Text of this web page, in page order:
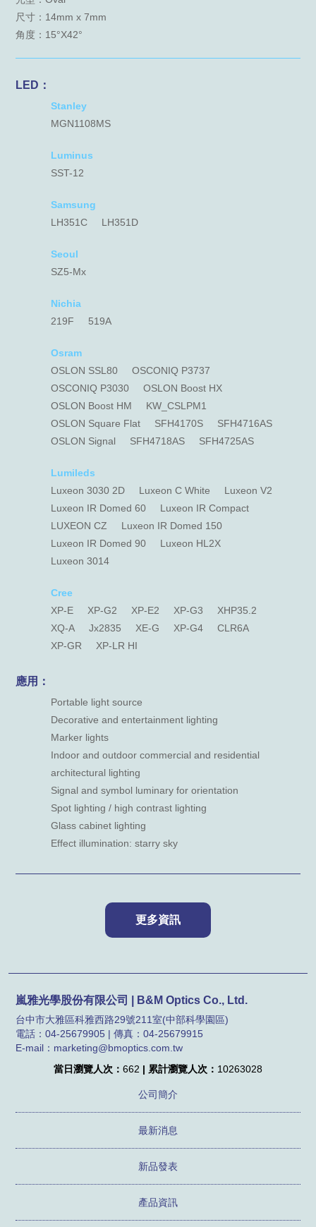
尺寸：14mm x 7mm
角度：15°X42°
LED：
Stanley
MGN1108MS
Luminus
SST-12
Samsung
LH351C
LH351D
Seoul
SZ5-Mx
Nichia
219F
519A
Osram
OSLON SSL80
OSCONIQ P3737
OSCONIQ P3030
OSLON Boost HX
OSLON Boost HM
KW_CSLPM1
OSLON Square Flat
SFH4170S
SFH4716AS
OSLON Signal
SFH4718AS SFH4725AS
Lumileds
Luxeon 3030 2D
Luxeon C White
Luxeon V2
Luxeon IR Domed 60
Luxeon IR Compact
LUXEON CZ
Luxeon IR Domed 150
Luxeon IR Domed 90
Luxeon HL2X
Luxeon 3014
Cree
XP-E
XP-G2 XP-E2 XP-G3
XHP35.2
XQ-A
Jx2835 XE-G XP-G4
CLR6A
XP-GR
XP-LR HI
應用：
Portable light source
Decorative and entertainment lighting
Marker lights
Indoor and outdoor commercial and residential
architectural lighting
Signal and symbol luminary for orientation
Spot lighting / high contrast lighting
Glass cabinet lighting
Effect illumination: starry sky
嵐雅光學股份有限公司 | B&M Optics Co., Ltd.
台中市大雅區科雅西路29號211室(中部科學園區)
電話：04-25679905 | 傳真：04-25679915
E-mail：marketing@bmoptics.com.tw
當日瀏覽人次： 662 | 累計瀏覽人次： 10263028
公司簡介
最新消息
新品發表
產品資訊